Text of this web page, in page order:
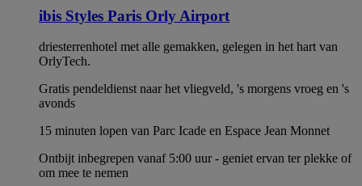
ibis Styles Paris Orly Airport
driesterrenhotel met alle gemakken, gelegen in het hart van
OrlyTech.
Gratis pendeldienst naar het vliegveld, 's morgens vroeg en 's
avonds
15 minuten lopen van Parc Icade en Espace Jean Monnet
Ontbijt inbegrepen vanaf 5:00 uur - geniet ervan ter plekke of
om mee te nemen